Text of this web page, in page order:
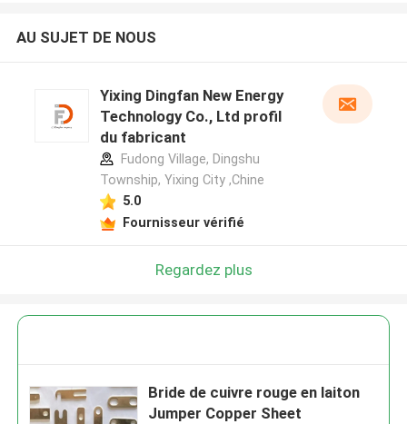
AU SUJET DE NOUS
Yixing Dingfan New Energy
Technology Co., Ltd profil
du fabricant
Fudong Village, Dingshu
Township, Yixing City ,Chine
5.0
Fournisseur vérifié
Regardez plus
Bride de cuivre rouge en laiton
Jumper Copper Sheet